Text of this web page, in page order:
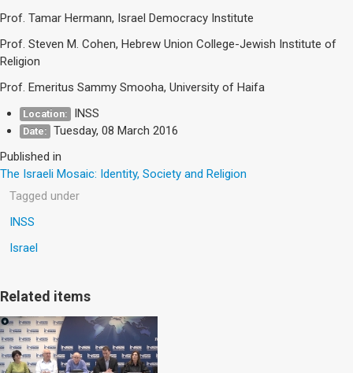
Prof. Tamar Hermann, Israel Democracy Institute
Prof. Steven M. Cohen, Hebrew Union College-Jewish Institute of
Religion
Prof. Emeritus Sammy Smooha, University of Haifa
Location: INSS
Date: Tuesday, 08 March 2016
Published in
The Israeli Mosaic: Identity, Society and Religion
Tagged under
INSS
Israel
Related items